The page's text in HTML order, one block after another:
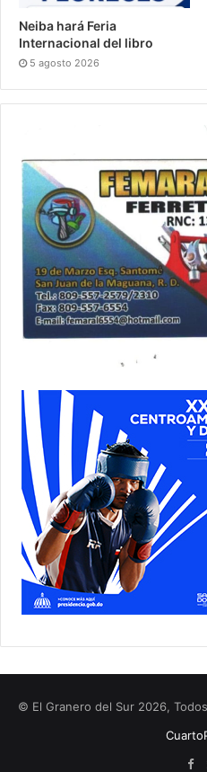
Neiba hará Feria
Internacional del libro
5 agosto 2026
© El Granero del Sur 2026,